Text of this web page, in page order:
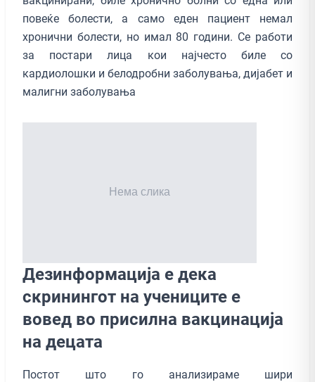
повеќе болести, а само еден пациент немал
хронични болести, но имал 80 години. Се работи
за постари лица кои најчесто биле со
кардиолошки и белодробни заболувања, дијабет и
малигни заболувања
Дезинформација е дека
скринингот на учениците е
вовед во присилна вакцинација
на децата
Постот што го анализираме шири